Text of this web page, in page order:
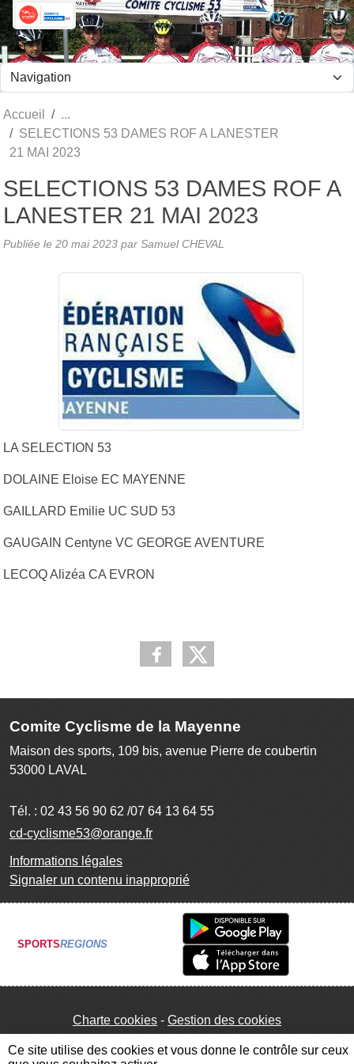
Accueil
SELECTIONS 53 DAMES ROF A LANESTER
21 MAI 2023
SELECTIONS 53 DAMES ROF A
LANESTER 21 MAI 2023
Publiée le 20 mai 2023 par Samuel CHEVAL
LA SELECTION 53
DOLAINE Eloise EC MAYENNE
GAILLARD Emilie UC SUD 53
GAUGAIN Centyne VC GEORGE AVENTURE
LECOQ Alizéa CA EVRON
Comite Cyclisme de la Mayenne
Maison des sports, 109 bis, avenue Pierre de coubertin
53000 LAVAL
Tél. : 02 43 56 90 62 /07 64 13 64 55
cd-cyclisme53@orange.fr
Informations légales
Signaler un contenu inapproprié
SPORTSREGIONS
Charte cookies Gestion des cookies
Panneau de gestion des cookies
Ce site utilise des cookies et vous donne le contrôle sur ceux